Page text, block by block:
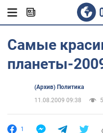
Самые
планеты-
(Архив) Политика
11.08.2009 09:38
1